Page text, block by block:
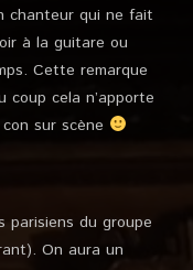
chanteur qui ne fait
à la guitare ou
Cette remarque
coup cela n’apporte
sur scène
du groupe
On aura un